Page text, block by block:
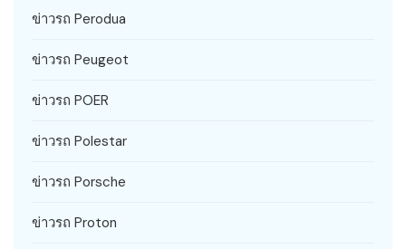
ข่าวรถ Perodua
ข่าวรถ Peugeot
ข่าวรถ POER
ข่าวรถ Polestar
ข่าวรถ Porsche
ข่าวรถ Proton